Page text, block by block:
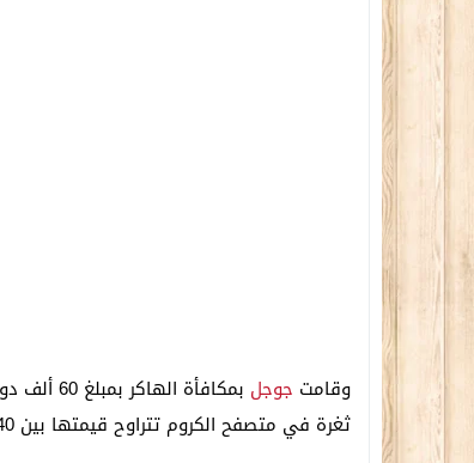
وقامت جوجل
ثغرة في متصفح الكروم تتراوح قيمتها بين 40 ألف إلى 60 ألف دولار حسب خطورتها .